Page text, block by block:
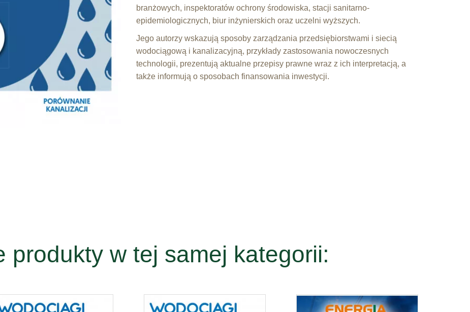
branżowych, inspektoratów ochrony środowiska, stacji sanitarno-
epidemiologicznych, biur inżynierskich oraz uczelni wyższych.
Jego autorzy wskazują sposoby zarządzania przedsiębiorstwami i siecią
wodociągową i kanalizacyjną, przykłady zastosowania nowoczesnych
technologii, prezentują aktualne przepisy prawne wraz z ich interpretacją, a
także informują o sposobach finansowania inwestycji.
produkty w tej samej kategorii: